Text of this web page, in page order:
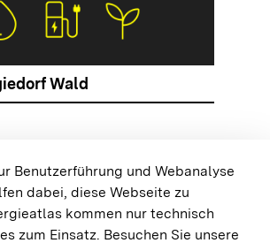
Wald
Folie springen
Folie springen
{{{body}}}
Benutzerführung und Webanalyse
dabei, diese Webseite zu
kommen nur technisch
zum Einsatz. Besuchen Sie unsere